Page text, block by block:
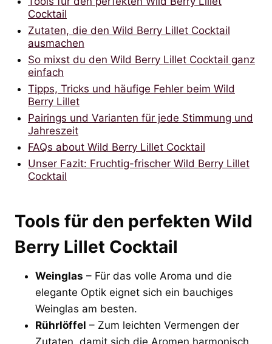
Cocktail
Zutaten, die den Wild Berry Lillet Cocktail
ausmachen
So mixst du den Wild Berry Lillet Cocktail ganz
einfach
Tipps, Tricks und häufige Fehler beim Wild
Berry Lillet
Pairings und Varianten für jede Stimmung und
Jahreszeit
FAQs about Wild Berry Lillet Cocktail
Unser Fazit: Fruchtig-frischer Wild Berry Lillet
Cocktail
Tools für den perfekten Wild
Berry Lillet Cocktail
Weinglas – Für das volle Aroma und die
elegante Optik eignet sich ein bauchiges
Weinglas am besten.
Rührlöffel – Zum leichten Vermengen der
Zutaten, damit sich die Aromen harmonisch